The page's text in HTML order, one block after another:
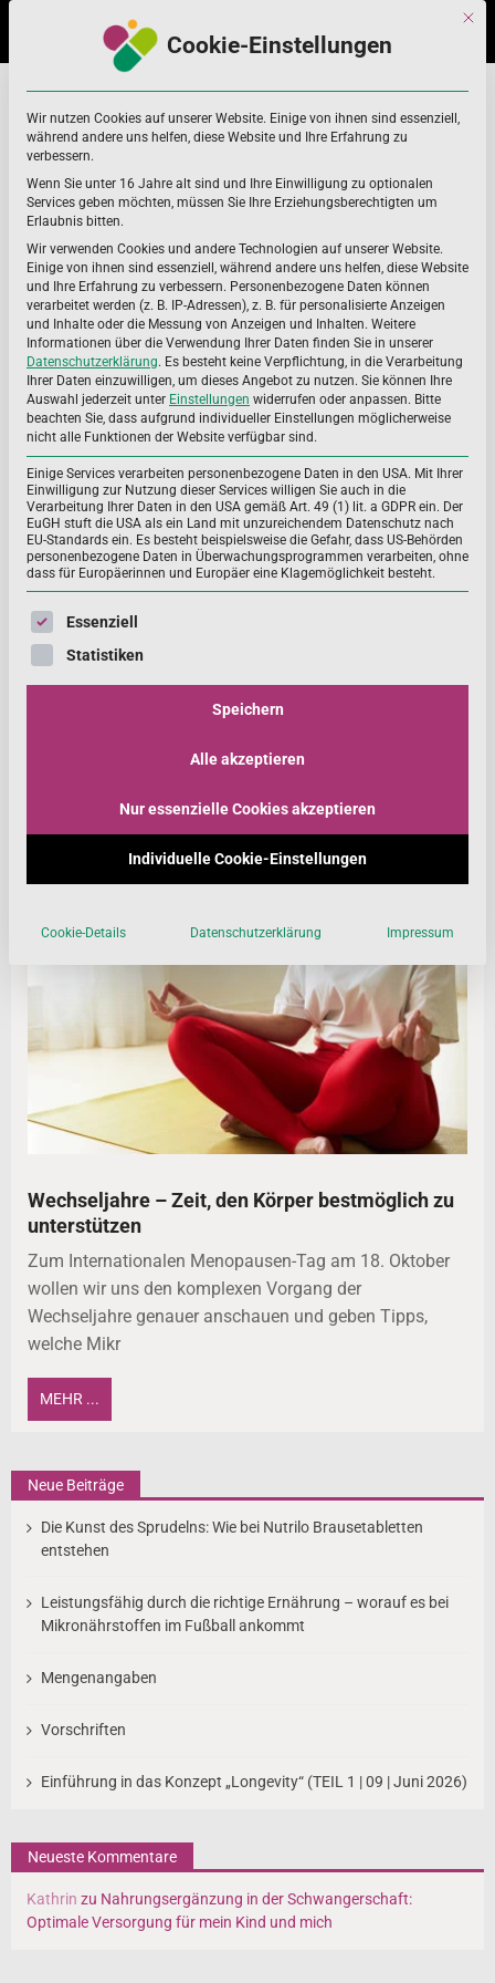
navigation
content
Home Thiamin
Fakt des Monats: Spitzennährstoffe für den Sport
Wichtig ist beim Sport, egal ob Sieg oder Niederlage,
dass der Körper ausreichend mit allen wichtigen
Mikronährstoffen versorgt ist.
Wechseljahre – Zeit, den Körper bestmöglich zu
unterstützen
Zum Internationalen Menopausen-Tag am 18. Oktober
wollen wir uns den komplexen Vorgang der
Wechseljahre genauer anschauen und geben Tipps,
welche Mikr
MEHR ...
Neue Beiträge
Die Kunst des Sprudelns: Wie bei Nutrilo Brausetabletten
entstehen
Leistungsfähig durch die richtige Ernährung – worauf es bei
Mikronährstoffen im Fußball ankommt
Mengenangaben
Vorschriften
Einführung in das Konzept „Longevity“ (TEIL 1 | 09 | Juni 2026)
Neueste Kommentare
Kathrin zu Nahrungsergänzung in der Schwangerschaft:
Optimale Versorgung für mein Kind und mich
Mit
Cookie-Einstellungen
Wir nutzen Cookies auf unserer Website. Einige von ihnen sind essenziell,
während andere uns helfen, diese Website und Ihre Erfahrung zu
verbessern.
Wenn Sie unter 16 Jahre alt sind und Ihre Einwilligung zu optionalen
Services geben möchten, müssen Sie Ihre Erziehungsberechtigten um
Erlaubnis bitten.
Wir verwenden Cookies und andere Technologien auf unserer Website.
Einige von ihnen sind essenziell, während andere uns helfen, diese Website
und Ihre Erfahrung zu verbessern. Personenbezogene Daten können
verarbeitet werden (z. B. IP-Adressen), z. B. für personalisierte Anzeigen
und Inhalte oder die Messung von Anzeigen und Inhalten. Weitere
Informationen über die Verwendung Ihrer Daten finden Sie in unserer
Datenschutzerklärung. Es besteht keine Verpflichtung, in die Verarbeitung
Ihrer Daten einzuwilligen, um dieses Angebot zu nutzen. Sie können Ihre
Auswahl jederzeit unter Einstellungen widerrufen oder anpassen. Bitte
beachten Sie, dass aufgrund individueller Einstellungen möglicherweise
nicht alle Funktionen der Website verfügbar sind.
Einige Services verarbeiten personenbezogene Daten in den USA. Mit Ihrer
Einwilligung zur Nutzung dieser Services willigen Sie auch in die
Verarbeitung Ihrer Daten in den USA gemäß Art. 49 (1) lit. a GDPR ein. Der
EuGH stuft die USA als ein Land mit unzureichendem Datenschutz nach
EU-Standards ein. Es besteht beispielsweise die Gefahr, dass US-Behörden
personenbezogene Daten in Überwachungsprogrammen verarbeiten, ohne
dass für Europäerinnen und Europäer eine Klagemöglichkeit besteht.
Es folgt eine Liste der Service-Gruppen, für die eine
Essenziell
Statistiken
Speichern
Alle akzeptieren
Nur essenzielle Cookies akzeptieren
Individuelle Cookie-Einstellungen
Cookie-Details Datenschutzerklärung Impressum